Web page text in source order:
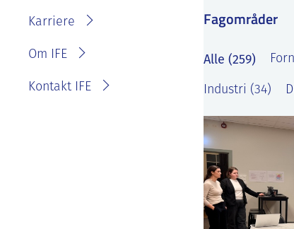
Karriere
Om IFE
Personvernerklæring for
Kontakt IFE
Fakturainformasjon
Varsling eller melde
Fagområder
Alle (259)
Industri (34)